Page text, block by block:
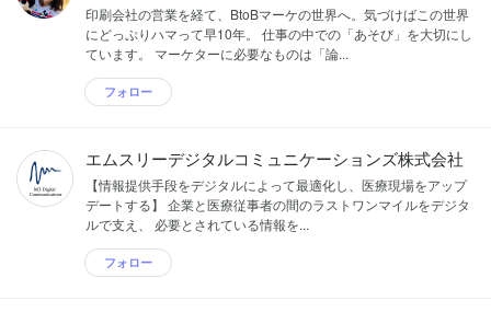
印刷会社の営業を経て、BtoBマーケの世界へ。気づけばこの世界
にどっぷりハマって早10年。 仕事の中での「あそび」を大切にし
ています。 マーケターに必要なものは「論...
フォロー
エムスリーデジタルコミュニケーションズ株式会社
【情報提供手段をデジタルによって最適化し、医療現場をアップ
デートする】 企業と医療従事者の間のラストワンマイルをデジタ
ルで支え、 必要とされている情報を...
フォロー